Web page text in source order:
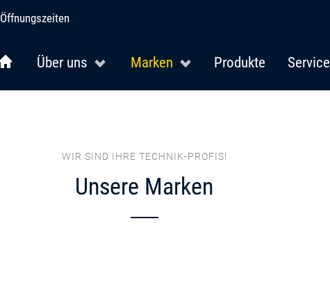
Öffnungszeiten
Über uns Marken Produkte Service
WIR SIND IHRE TECHNIK-PROFIS!
Unsere Marken